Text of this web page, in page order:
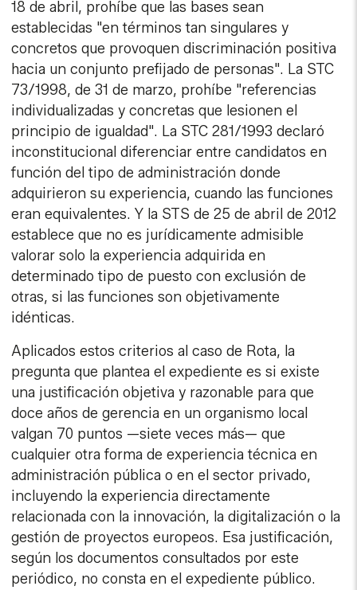
18 de abril, prohíbe que las bases sean
establecidas "en términos tan singulares y
concretos que provoquen discriminación positiva
hacia un conjunto prefijado de personas". La STC
73/1998, de 31 de marzo, prohíbe "referencias
individualizadas y concretas que lesionen el
principio de igualdad". La STC 281/1993 declaró
inconstitucional diferenciar entre candidatos en
función del tipo de administración donde
adquirieron su experiencia, cuando las funciones
eran equivalentes. Y la STS de 25 de abril de 2012
establece que no es jurídicamente admisible
valorar solo la experiencia adquirida en
determinado tipo de puesto con exclusión de
otras, si las funciones son objetivamente
idénticas.
Aplicados estos criterios al caso de Rota, la
pregunta que plantea el expediente es si existe
una justificación objetiva y razonable para que
doce años de gerencia en un organismo local
valgan 70 puntos —siete veces más— que
cualquier otra forma de experiencia técnica en
administración pública o en el sector privado,
incluyendo la experiencia directamente
relacionada con la innovación, la digitalización o la
gestión de proyectos europeos. Esa justificación,
según los documentos consultados por este
periódico, no consta en el expediente público.